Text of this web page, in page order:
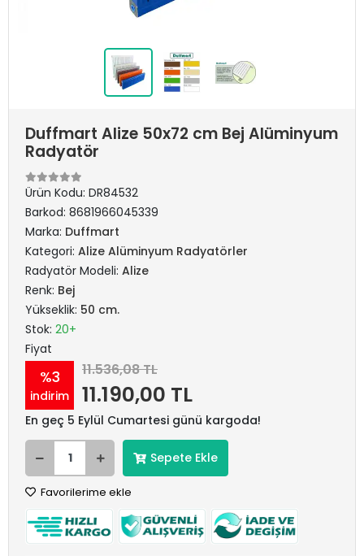
Duffmart Alize 50x72 cm Bej Alüminyum
Radyatör
Ürün Kodu: DR84532
Barkod: 8681966045339
Marka: Duffmart
Kategori: Alize Alüminyum Radyatörler
Radyatör Modeli: Alize
Renk: Bej
Yükseklik: 50 cm.
Stok: 20+
Fiyat
%3
indirim
11.536,08 TL
11.190,00 TL
En geç 5 Eylül Cumartesi günü kargoda!
Sepete Ekle
Favorilerime ekle